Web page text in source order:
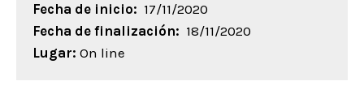
Fecha de inicio: 17/11/2020
Fecha de finalización: 18/11/2020
Lugar: On line